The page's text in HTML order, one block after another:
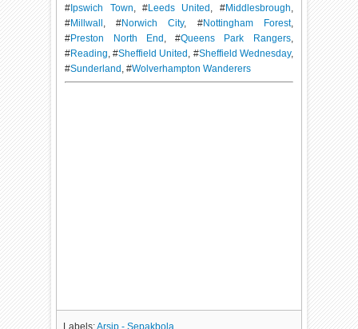
# Ipswich Town, #Leeds United , #Middlesbrough,
#Millwall , #Norwich City, #Nottingham Forest,
#Preston North End , #Queens Park Rangers,
#Reading, #Sheffield United , #Sheffield Wednesday,
#Sunderland , #Wolverhampton Wanderers